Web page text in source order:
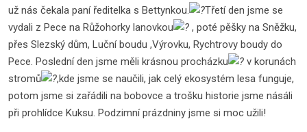
už nás čekala paní ředitelka s Bettynkou.
Třetí den jsme se
vydali z Pece na Růžohorky lanovkou
, poté pěšky na Sněžku,
přes Slezský dům, Luční boudu ,Výrovku, Rychtrovy boudy do
Pece. Poslední den jsme měli krásnou procházku
v korunách
stromů
,kde jsme se naučili, jak celý ekosystém lesa funguje,
potom jsme si zařádili na bobovce a trošku historie jsme násáli
při prohlídce Kuksu. Podzimní prázdniny jsme si moc užili!